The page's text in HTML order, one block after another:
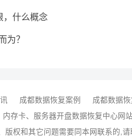
，什么概念
为？
成都数据恢复案例 成都数据
内存卡、服务器开盘数据恢复中心网
权和其它问题需要同本网联系的,请